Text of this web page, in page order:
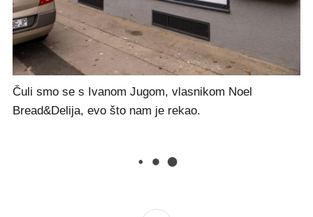
Čuli smo se s Ivanom Jugom, vlasnikom Noel
Bread&Delija, evo što nam je rekao.